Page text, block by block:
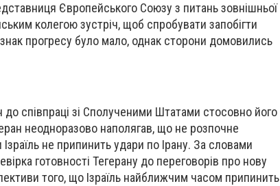
Європейського Союзу з питань зовнішньої
колегою зустріч, щоб спробувати запобігти
прогресу було мало, однак сторони домовились
до співпраці зі Сполученими Штатами стосовно його
неодноразово наполягав, що не розпочне
не припинить удари по Ірану. За словами
готовності Тегерану до переговорів про нову
того, що Ізраїль найближчим часом припинить